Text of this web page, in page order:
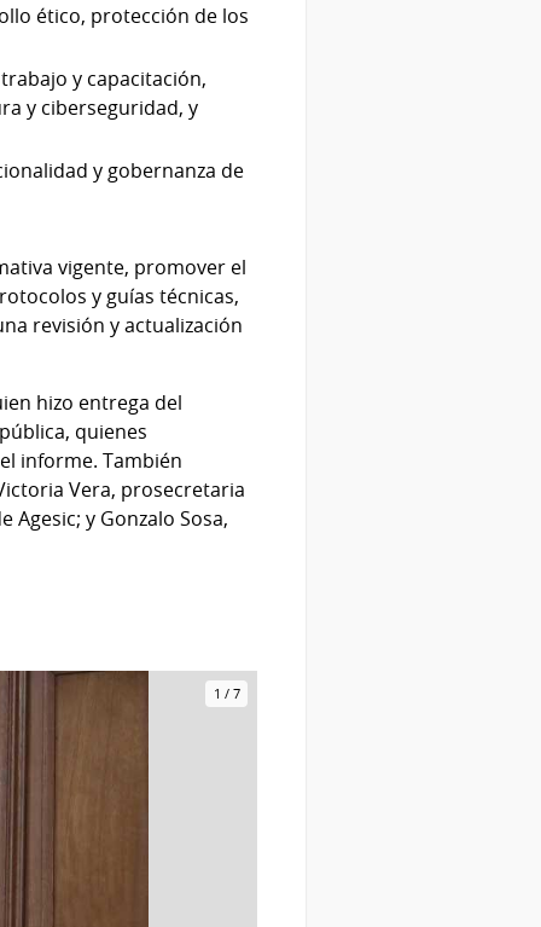
ético, protección de los
y capacitación,
y ciberseguridad, y
y gobernanza de
vigente, promover el
y guías técnicas,
revisión y actualización
hizo entrega del
quienes
informe. También
Vera, prosecretaria
y Gonzalo Sosa,
1 / 7